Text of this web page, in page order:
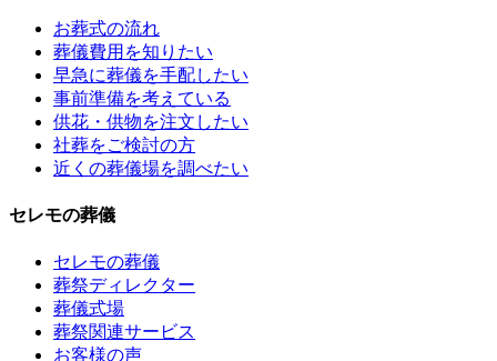
お葬式の流れ
葬儀費用を知りたい
早急に葬儀を手配したい
事前準備を考えている
供花・供物を注文したい
社葬をご検討の方
近くの葬儀場を調べたい
セレモの葬儀
セレモの葬儀
葬祭ディレクター
葬儀式場
葬祭関連サービス
お客様の声